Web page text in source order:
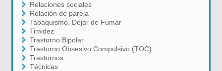
Relaciones sociales
Relación de pareja
Tabaquismo. Dejar de Fumar
Timidez
Trastorno Bipolar
Trastorno Obsesivo Compulsivo (TOC)
Trastornos
Técnicas